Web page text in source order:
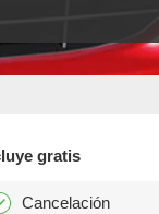
gratis
Cancelación